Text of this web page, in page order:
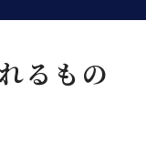
るもの